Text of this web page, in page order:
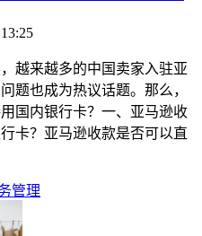
越来越多的中国卖家入驻亚
题也成为热议话题。那么，
国内银行卡？一、亚马逊收
卡？亚马逊收款是否可以直
管理